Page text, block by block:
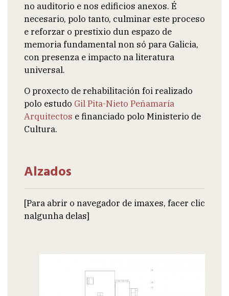
no auditorio e nos edificios anexos. É
necesario, polo tanto, culminar este proceso
e reforzar o prestixio dun espazo de
memoria fundamental non só para Galicia,
con presenza e impacto na literatura
universal.
O proxecto de rehabilitación foi realizado
polo estudo Gil Pita-Nieto Peñamaría
Arquitectos e financiado polo Ministerio de
Cultura.
Alzados
[Para abrir o navegador de imaxes, facer clic
nalgunha delas]